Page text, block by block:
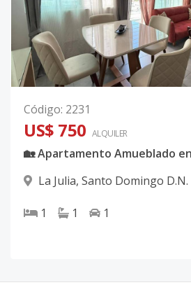
Código: 2231
US$ 750 ALQUILER
La Julia, Santo Domingo D.N.
1 1 1